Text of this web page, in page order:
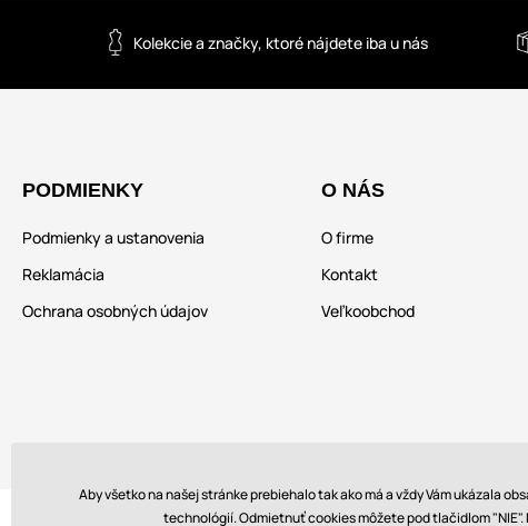
Kolekcie a značky, ktoré nájdete iba u nás
PODMIENKY
Podmienky a ustanovenia
Reklamácia
Ochrana osobných údajov
O NÁS
O firme
Kontakt
Veľkoobchod
Aby všetko na našej stránke prebiehalo tak ako má a vždy Vám ukázala
technológií. Odmietnuť cookies môžete pod tlačidlom